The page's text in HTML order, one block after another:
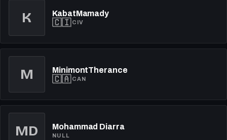
K KabatMamady
🇨🇮CIV
M MinimontTherance
🇨🇦CAN
MD Mohammad Diarra
NULL